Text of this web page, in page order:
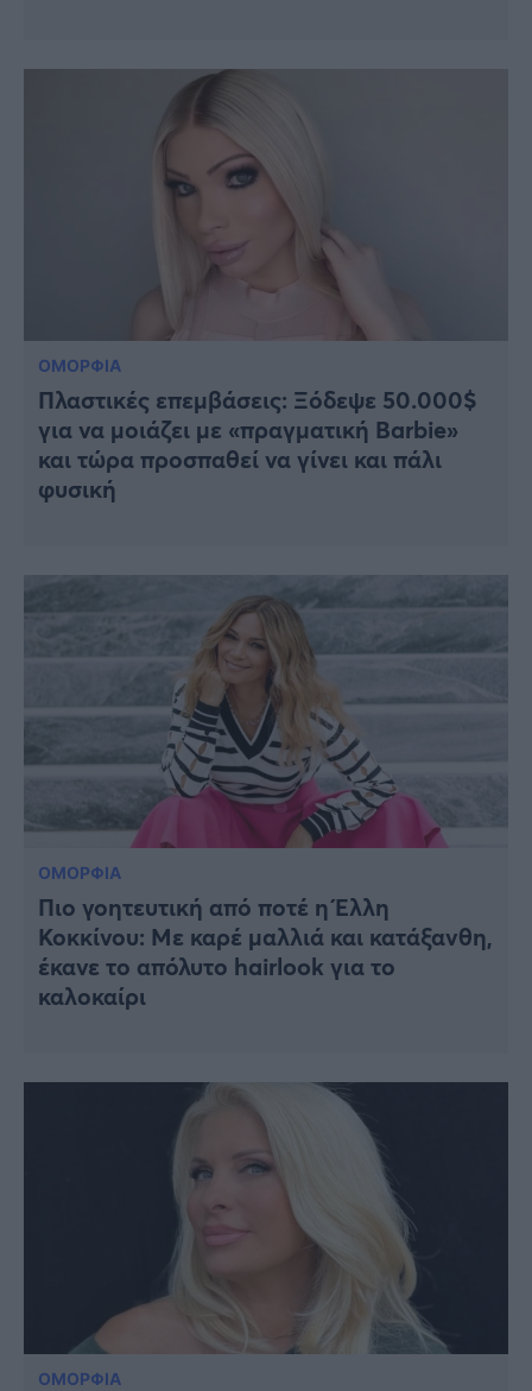
ΟΜΟΡΦΙΑ
Πλαστικές επεμβάσεις: Ξόδεψε 50.000$
για να μοιάζει με «πραγματική Barbie»
και τώρα προσπαθεί να γίνει και πάλι
φυσική
ΟΜΟΡΦΙΑ
Πιο γοητευτική από ποτέ η Έλλη
Κοκκίνου: Με καρέ μαλλιά και κατάξανθη,
έκανε το απόλυτο hairlook για το
καλοκαίρι
ΟΜΟΡΦΙΑ